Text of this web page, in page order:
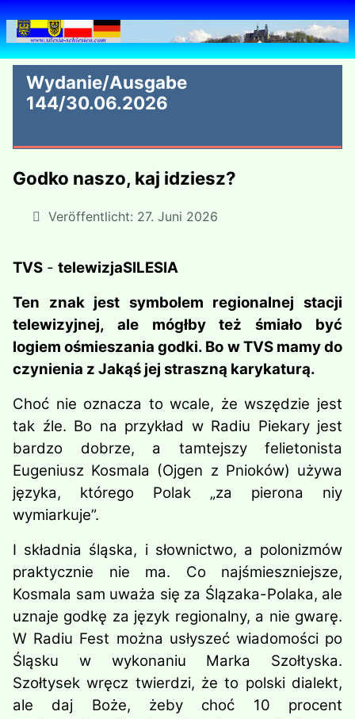
Wydanie/Ausgabe
144/30.06.2026
Godko naszo, kaj idziesz?
Veröffentlicht: 27. Juni 2026
TVS - telewizjaSILESIA
Ten znak jest symbolem regionalnej stacji
telewizyjnej, ale mógłby też śmiało być
logiem ośmieszania godki. Bo wTVS mamy do
czynienia z Jakąś jej straszną karykaturą.
Choć nie oznacza to wcale, że wszę­dzie jest
tak źle. Bo na przykład w Radiu Piekary jest
bardzo dobrze, a tamtejszy felietonista
Eugeniusz Kos­mala (Ojgen z Pnioków) używa
języka, którego Polak „za pierona niy
wymiarkuje”.
I składnia śląska, i słownictwo, a polonizmów
praktycznie nie ma. Co najśmieszniejsze,
Kosmala sam uważa się za Ślązaka-Polaka, ale
uznaje godkę za język regionalny, a nie gwarę.
W Radiu Fest można usłyszeć wiadomości po
Śląsku w wykonaniu Marka Szoł­tyska.
Szołtysek wręcz twierdzi, że to polski dialekt,
ale daj Boże, żeby choć 10 procent